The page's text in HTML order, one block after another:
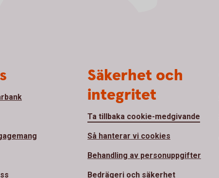
Säkerhet och
integritet
Ta tillbaka cookie-medgivande
Så hanterar vi cookies
Behandling av personuppgifter
Bedrägeri och säkerhet